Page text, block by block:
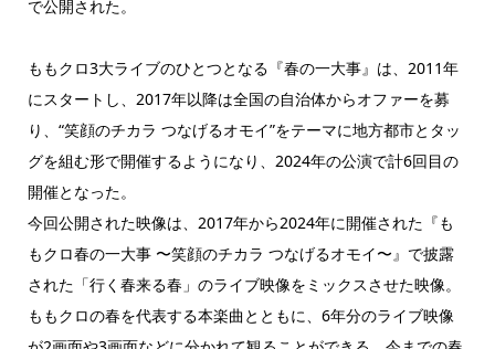
で公開された。
ももクロ3大ライブのひとつとなる『春の一大事』は、2011年
にスタートし、2017年以降は全国の自治体からオファーを募
り、“笑顔のチカラ つなげるオモイ”をテーマに地方都市とタッ
グを組む形で開催するようになり、2024年の公演で計6回目の
開催となった。
今回公開された映像は、2017年から2024年に開催された『も
もクロ春の一大事 〜笑顔のチカラ つなげるオモイ〜』で披露
された「行く春来る春」のライブ映像をミックスさせた映像。
ももクロの春を代表する本楽曲とともに、6年分のライブ映像